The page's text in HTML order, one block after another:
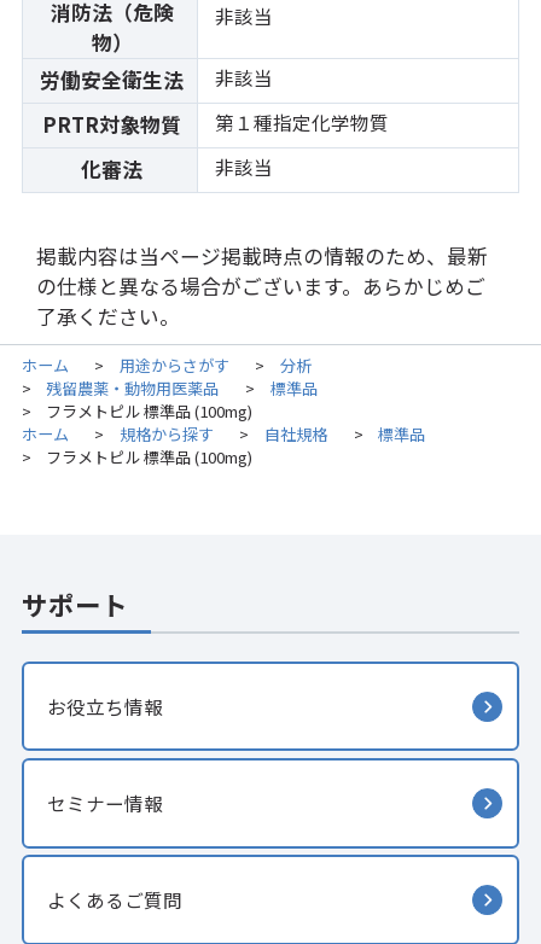
消防法（危険
物）
非該当
労働安全衛生法 非該当
PRTR対象物質 第１種指定化学物質
化審法 非該当
掲載内容は当ページ掲載時点の情報のため、最新
の仕様と異なる場合がございます。あらかじめご
了承ください。
ホーム > 用途からさがす > 分析
> 残留農薬・動物用医薬品 > 標準品
>
フラメトピル 標準品 (100mg)
ホーム
> 規格から探す > 自社規格 > 標準品
> フラメトピル 標準品 (100mg)
サポート
お役立ち情報
セミナー情報
よくあるご質問